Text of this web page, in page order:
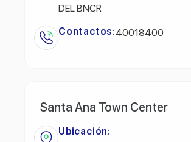
DEL BNCR
Contactos:40018400
Santa Ana Town Center
Ubicación: